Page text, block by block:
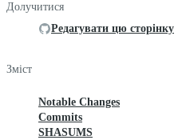
Долучитися
Редагувати цю сторінку
Зміст
Notable Changes
Commits
SHASUMS